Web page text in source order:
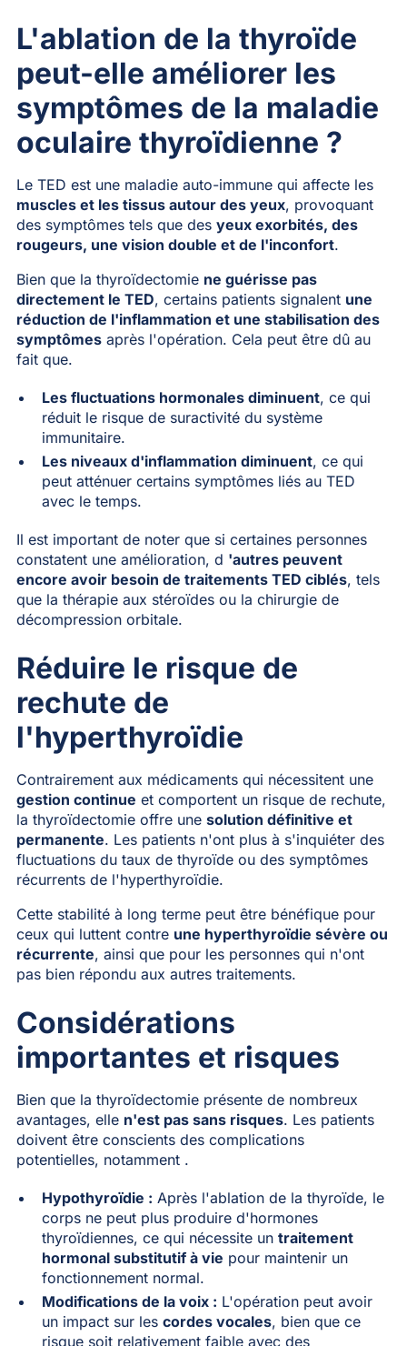
L'ablation de la thyroïde
peut-elle améliorer les
symptômes de la maladie
oculaire thyroïdienne ?
Le TED est une maladie auto-immune qui affecte les
muscles et les tissus autour des yeux, provoquant
des symptômes tels que des yeux exorbités, des
rougeurs, une vision double et de l'inconfort.
Bien que la thyroïdectomie ne guérisse pas
directement le TED, certains patients signalent une
réduction de l'inflammation et une stabilisation des
symptômesaprès l'opération. Cela peut être dû au
fait que.
Les fluctuations hormonales diminuent, ce qui
réduit le risque de suractivité du système
immunitaire.
Les niveaux d'inflammation diminuent, ce qui
peut atténuer certains symptômes liés au TED
avec le temps.
Il est important de noter que si certaines personnes
constatent une amélioration, d 'autres peuvent
encore avoir besoin de traitements TED ciblés, tels
que la thérapie aux stéroïdes ou la chirurgie de
décompression orbitale.
Réduire le risque de
rechute de
l'hyperthyroïdie
Contrairement aux médicaments qui nécessitent une
gestion continue et comportent un risque de rechute,
la thyroïdectomie offre une solution définitive et
permanente. Les patients n'ont plus à s'inquiéter des
fluctuations du taux de thyroïde ou des symptômes
récurrents de l'hyperthyroïdie.
Cette stabilité à long terme peut être bénéfique pour
ceux qui luttent contre une hyperthyroïdie sévère ou
récurrente, ainsi que pour les personnes qui n'ont
pas bien répondu aux autres traitements.
Considérations
importantes et risques
Bien que la thyroïdectomie présente de nombreux
avantages, elle n'est pas sans risques. Les patients
doivent être conscients des complications
potentielles, notamment .
Hypothyroïdie : Après l'ablation de la thyroïde, le
corps ne peut plus produire d'hormones
thyroïdiennes, ce qui nécessite un traitement
hormonal substitutif à vie pour maintenir un
fonctionnement normal.
Modifications de la voix : L'opération peut avoir
un impact sur les cordes vocales, bien que ce
risque soit relativement faible avec des